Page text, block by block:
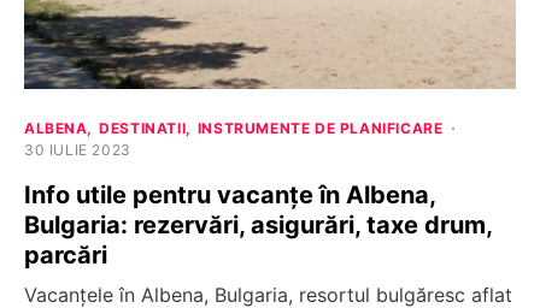
ALBENA DESTINATII
INSTRUMENTE DE PLANIFICARE
30 IULIE 2023
Info utile pentru vacanțe în Albena,
Bulgaria: rezervări, asigurări, taxe drum,
parcări
Vacanțele în Albena, Bulgaria, resortul bulgăresc aflat